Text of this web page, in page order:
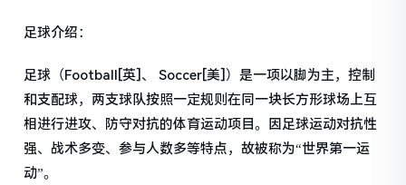
足球介绍：
足球（Football[英]、 Soccer[美]）是一项以脚为主，控制
和支配球，两支球队按照一定规则在同一块长方形球场上互
相进行进攻、防守对抗的体育运动项目。因足球运动对抗性
强、战术多变、参与人数多等特点，故被称为“世界第一运
动”。